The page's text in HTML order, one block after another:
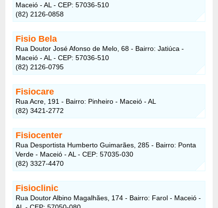
Maceió - AL - CEP: 57036-510
(82) 2126-0858
Fisio Bela
Rua Doutor José Afonso de Melo, 68 - Bairro: Jatiúca -
Maceió - AL - CEP: 57036-510
(82) 2126-0795
Fisiocare
Rua Acre, 191 - Bairro: Pinheiro - Maceió - AL
(82) 3421-2772
Fisiocenter
Rua Desportista Humberto Guimarães, 285 - Bairro: Ponta
Verde - Maceió - AL - CEP: 57035-030
(82) 3327-4470
Fisioclinic
Rua Doutor Albino Magalhães, 174 - Bairro: Farol - Maceió -